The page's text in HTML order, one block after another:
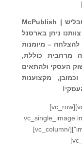
|
McPublish
ניחן בארסנל
– מיומנות
מרחבית כוללת,
העסקי ולהתאים
מקצוענות
[/vc_column_text][/vc_column][/vc_row][vc_row]
[vc_column width="1/
img_size="300*300" alignment="center"][/vc_column]